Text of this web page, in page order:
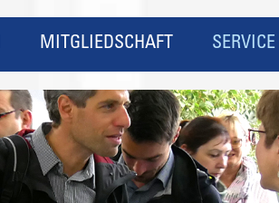
MITGLIEDSCHAFT SERVICE